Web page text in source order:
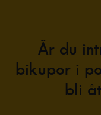
Är du
bikupor i
bli